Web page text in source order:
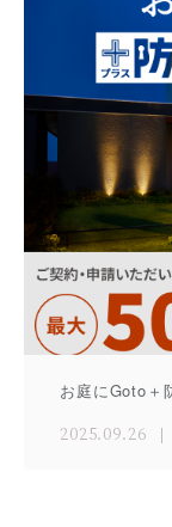
お庭にGoto＋
2025.09.26